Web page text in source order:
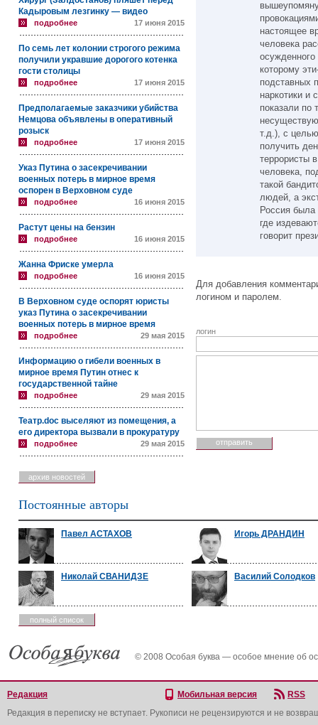
Кадыровым лезгинку — видео
подробнее 17 июня 2015
По семь лет колонии строгого режима
получили укравшие дорогого котенка
гости столицы
подробнее 17 июня 2015
Предполагаемые заказчики убийства
Немцова объявлены в оперативный
розыск
подробнее 17 июня 2015
Указ Путина о засекречивании
военных потерь в мирное время
оспорен в Верховном суде
подробнее 16 июня 2015
Растут цены на бензин
подробнее 16 июня 2015
Жанна Фриске умерла
подробнее 16 июня 2015
В Верховном суде оспорят юристы
указ Путина о засекречивании
военных потерь в мирное время
подробнее 29 мая 2015
Информацию о гибели военных в
мирное время Путин отнес к
государственной тайне
подробнее 29 мая 2015
Театр.doc выселяют из помещения, а
его директора вызвали в прокуратуру
подробнее 29 мая 2015
архив новостей
настоящее
человека
которому
подставных
наркотики
показали по
т.д.), с
получить
террористы
человека,
такой
людей, а
Россия была
где
говорит
Для добавления
логином и паролем.
логин
Постоянные авторы
Павел АСТАХОВ Игорь ДРАНДИН
Николай СВАНИДЗЕ Василий Солодков
полный список
© 2008 Особая буква — особое мнение об
Редакция Мобильная версия
RSS
Редакция в переписку не вступает. Рукописи не рецензируются и не